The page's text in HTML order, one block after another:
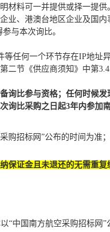
料可一并提供或择一提
、港澳台地区企业及国内
参与本次询比。
等任何一个环节存在IP地址
二节《供应商须知》中第
询比参与资格；任何时候
询比采购之日起3年内参加
购招标网”公布的时间为准
保证金且未退还的无需重复
“中国南方航空采购招标网”